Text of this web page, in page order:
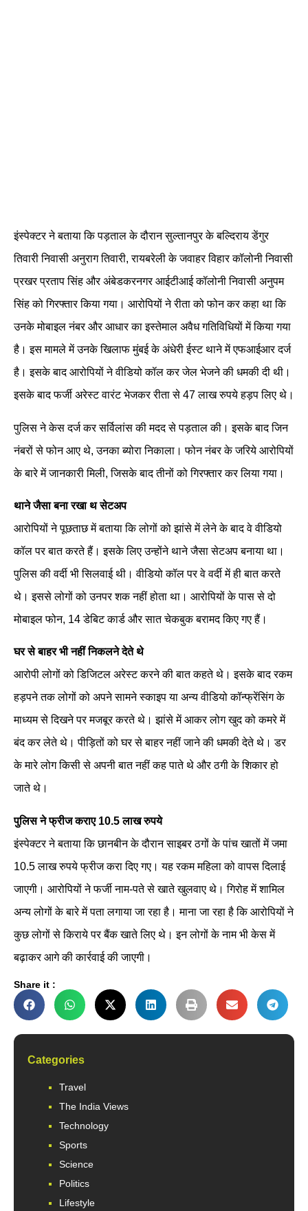
इंस्पेक्टर ने बताया कि पड़ताल के दौरान सुल्तानपुर के बल्दिराय डेंगुर
तिवारी निवासी अनुराग तिवारी, रायबरेली के जवाहर विहार कॉलोनी निवासी
प्रखर प्रताप सिंह और अंबेडकरनगर आईटीआई कॉलोनी निवासी अनुपम
सिंह को गिरफ्तार किया गया। आरोपियों ने रीता को फोन कर कहा था कि
उनके मोबाइल नंबर और आधार का इस्तेमाल अवैध गतिविधियों में किया गया
है। इस मामले में उनके खिलाफ मुंबई के अंधेरी ईस्ट थाने में एफआईआर दर्ज
है। इसके बाद आरोपियों ने वीडियो कॉल कर जेल भेजने की धमकी दी थी।
इसके बाद फर्जी अरेस्ट वारंट भेजकर रीता से 47 लाख रुपये हड़प लिए थे।
पुलिस ने केस दर्ज कर सर्विलांस की मदद से पड़ताल की। इसके बाद जिन
नंबरों से फोन आए थे, उनका ब्योरा निकाला। फोन नंबर के जरिये आरोपियों
के बारे में जानकारी मिली, जिसके बाद तीनों को गिरफ्तार कर लिया गया।
थाने जैसा बना रखा थ सेटअप
आरोपियों ने पूछताछ में बताया कि लोगों को झांसे में लेने के बाद वे वीडियो
कॉल पर बात करते हैं। इसके लिए उन्होंने थाने जैसा सेटअप बनाया था।
पुलिस की वर्दी भी सिलवाई थी। वीडियो कॉल पर वे वर्दी में ही बात करते
थे। इससे लोगों को उनपर शक नहीं होता था। आरोपियों के पास से दो
मोबाइल फोन, 14 डेबिट कार्ड और सात चेकबुक बरामद किए गए हैं।
घर से बाहर भी नहीं निकलने देते थे
आरोपी लोगों को डिजिटल अरेस्ट करने की बात कहते थे। इसके बाद रकम
हड़पने तक लोगों को अपने सामने स्काइप या अन्य वीडियो कॉन्फ्रेंसिंग के
माध्यम से दिखने पर मजबूर करते थे। झांसे में आकर लोग खुद को कमरे में
बंद कर लेते थे। पीड़ितों को घर से बाहर नहीं जाने की धमकी देते थे। डर
के मारे लोग किसी से अपनी बात नहीं कह पाते थे और ठगी के शिकार हो
जाते थे।
पुलिस ने फ्रीज कराए 10.5 लाख रुपये
इंस्पेक्टर ने बताया कि छानबीन के दौरान साइबर ठगों के पांच खातों में जमा
10.5 लाख रुपये फ्रीज करा दिए गए। यह रकम महिला को वापस दिलाई
जाएगी। आरोपियों ने फर्जी नाम-पते से खाते खुलवाए थे। गिरोह में शामिल
अन्य लोगों के बारे में पता लगाया जा रहा है। माना जा रहा है कि आरोपियों ने
कुछ लोगों से किराये पर बैंक खाते लिए थे। इन लोगों के नाम भी केस में
बढ़ाकर आगे की कार्रवाई की जाएगी।
Share it :
Categories
Travel
The India Views
Technology
Sports
Science
Politics
Lifestyle